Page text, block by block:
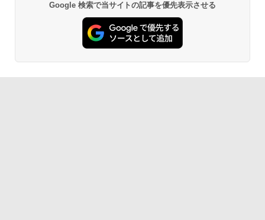
Google 検索で当サイトの記事を優先表示させる